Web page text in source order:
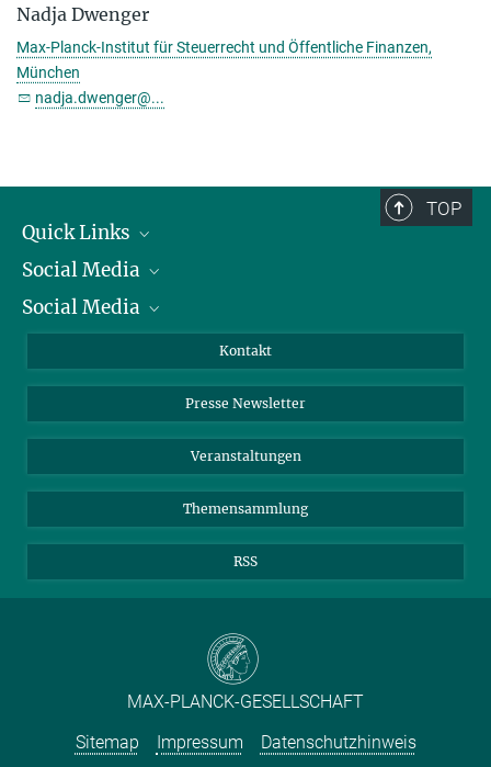
Nadja Dwenger
Max-Planck-Institut für Steuerrecht und Öffentliche Finanzen,
München
nadja.dwenger@...
TOP
Quick Links
Präsident
Zahlen und Fakten
Meldestelle Fehlverhalten
Social Media
Bluesky
TikTok
Social Media
Instagram
YouTube
Kontakt
Presse Newsletter
Veranstaltungen
Themensammlung
RSS
MAX-PLANCK-GESELLSCHAFT
Sitemap
Impressum Datenschutzhinweis